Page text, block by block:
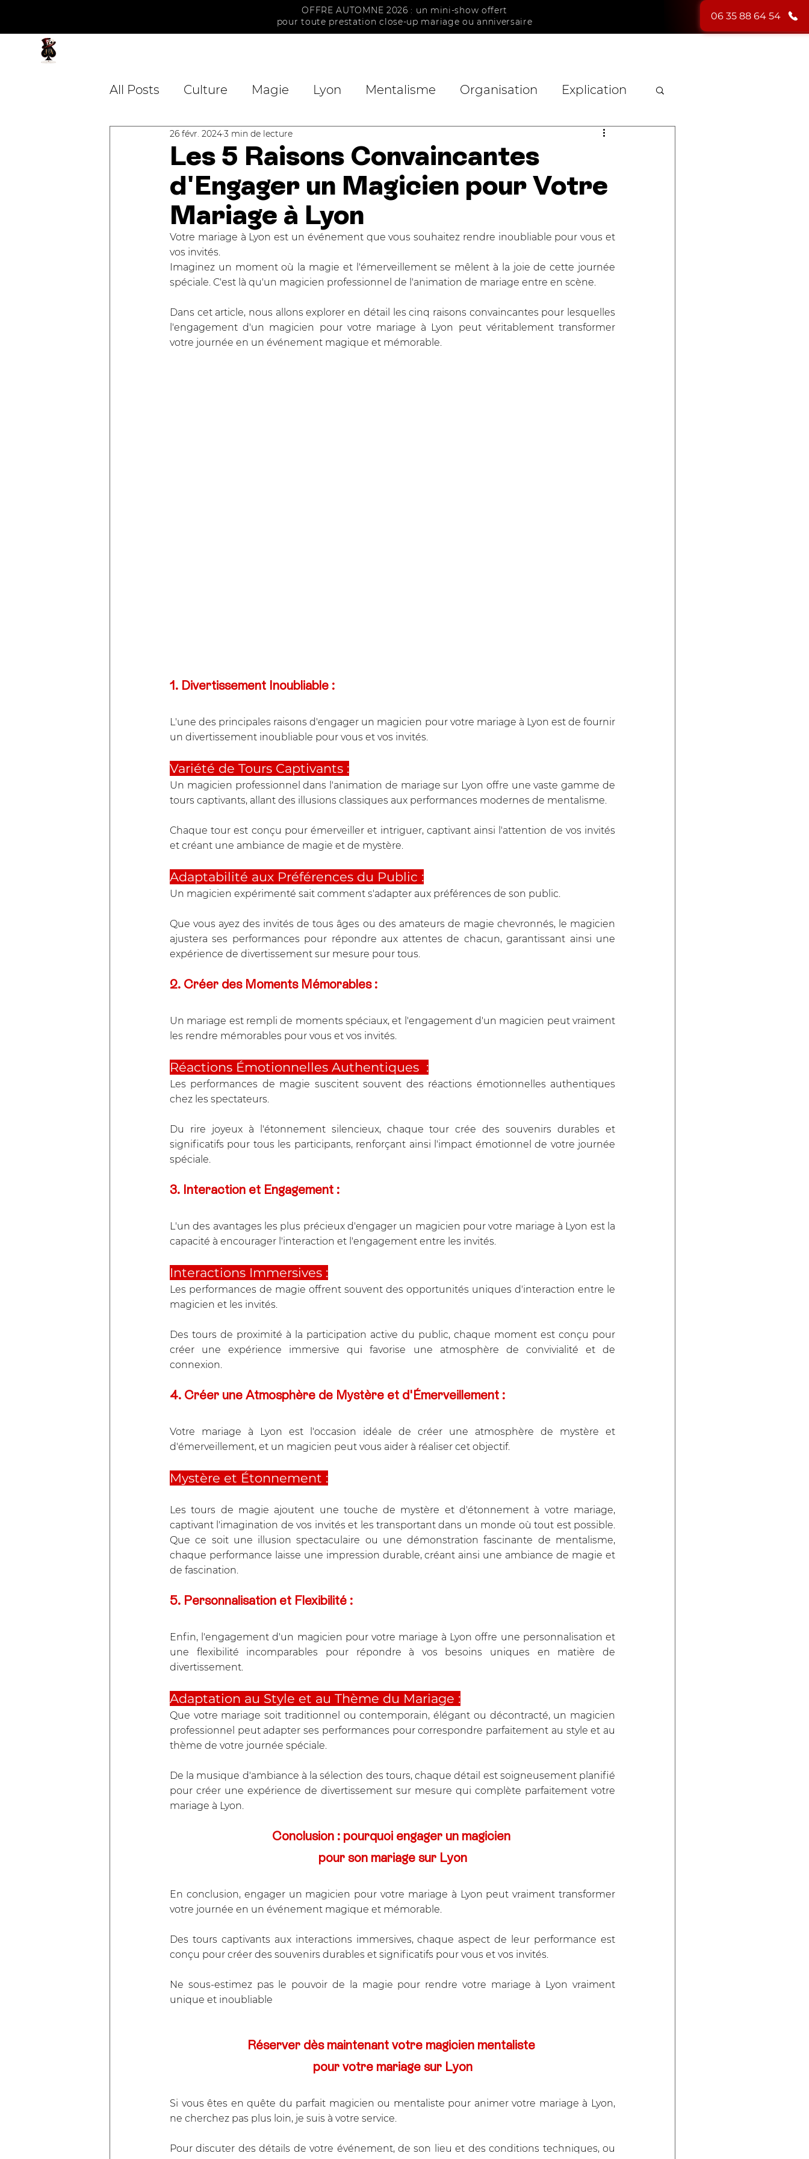
OFFRE AUTOMNE 2026 : un mini-show offert
pour toute prestation close-up mariage ou anniversaire
06 35 88 64 54
All Posts Culture Magie Lyon Mentalisme Organisation Explication
Mariage Entreprise
Blackpool Magic Convention Harry Potter Actualité
Les 5 Raisons Convaincantes
d'Engager un Magicien pour Votre
Mariage à Lyon
26 févr. 20243 min de lecture
Votre mariage à Lyon est un événement que vous souhaitez rendre inoubliable pour vous et
vos invités.
Imaginez un moment où la magie et l'émerveillement se mêlent à la joie de cette journée
spéciale. C'est là qu'un magicien professionnel de l'animation de mariage entre en scène.
Dans cet article, nous allons explorer en détail les cinq raisons convaincantes pour lesquelles
l'engagement d'un magicien pour votre mariage à Lyon peut véritablement transformer
votre journée en un événement magique et mémorable.
1. Divertissement Inoubliable :
L'une des principales raisons d'engager un magicien pour votre mariage à Lyon est de fournir
un divertissement inoubliable pour vous et vos invités.
Variété de Tours Captivants :
Un magicien professionnel dans l'animation de mariage sur Lyon offre une vaste gamme de
tours captivants, allant des illusions classiques aux performances modernes de mentalisme.
Chaque tour est conçu pour émerveiller et intriguer, captivant ainsi l'attention de vos invités
et créant une ambiance de magie et de mystère.
Adaptabilité aux Préférences du Public :
Un magicien expérimenté sait comment s'adapter aux préférences de son public.
Que vous ayez des invités de tous âges ou des amateurs de magie chevronnés, le magicien
ajustera ses performances pour répondre aux attentes de chacun, garantissant ainsi une
expérience de divertissement sur mesure pour tous.
2. Créer des Moments Mémorables :
Un mariage est rempli de moments spéciaux, et l'engagement d'un magicien peut vraiment
les rendre mémorables pour vous et vos invités.
Réactions Émotionnelles Authentiques  :
Les performances de magie suscitent souvent des réactions émotionnelles authentiques
chez les spectateurs.
Du rire joyeux à l'étonnement silencieux, chaque tour crée des souvenirs durables et
significatifs pour tous les participants, renforçant ainsi l'impact émotionnel de votre journée
spéciale.
3. Interaction et Engagement :
L'un des avantages les plus précieux d'engager un magicien pour votre mariage à Lyon est la
capacité à encourager l'interaction et l'engagement entre les invités.
Interactions Immersives :
Les performances de magie offrent souvent des opportunités uniques d'interaction entre le
magicien et les invités.
Des tours de proximité à la participation active du public, chaque moment est conçu pour
créer une expérience immersive qui favorise une atmosphère de convivialité et de
connexion.
4. Créer une Atmosphère de Mystère et d'Émerveillement :
Votre mariage à Lyon est l'occasion idéale de créer une atmosphère de mystère et
d'émerveillement, et un magicien peut vous aider à réaliser cet objectif.
Mystère et Étonnement :
Les tours de magie ajoutent une touche de mystère et d'étonnement à votre mariage,
captivant l'imagination de vos invités et les transportant dans un monde où tout est possible.
Que ce soit une illusion spectaculaire ou une démonstration fascinante de mentalisme,
chaque performance laisse une impression durable, créant ainsi une ambiance de magie et
de fascination.
5. Personnalisation et Flexibilité :
Enfin, l'engagement d'un magicien pour votre mariage à Lyon offre une personnalisation et
une flexibilité incomparables pour répondre à vos besoins uniques en matière de
divertissement.
Adaptation au Style et au Thème du Mariage :
Que votre mariage soit traditionnel ou contemporain, élégant ou décontracté, un magicien
professionnel peut adapter ses performances pour correspondre parfaitement au style et au
thème de votre journée spéciale.
De la musique d'ambiance à la sélection des tours, chaque détail est soigneusement planifié
pour créer une expérience de divertissement sur mesure qui complète parfaitement votre
mariage à Lyon.
Conclusion : pourquoi engager un magicien
pour son mariage sur Lyon
En conclusion, engager un magicien pour votre mariage à Lyon peut vraiment transformer
votre journée en un événement magique et mémorable.
Des tours captivants aux interactions immersives, chaque aspect de leur performance est
conçu pour créer des souvenirs durables et significatifs pour vous et vos invités.
Ne sous-estimez pas le pouvoir de la magie pour rendre votre mariage à Lyon vraiment
unique et inoubliable
Réserver dès maintenant votre magicien mentaliste
pour votre mariage sur Lyon
Si vous êtes en quête du parfait magicien ou mentaliste pour animer votre mariage à Lyon,
ne cherchez pas plus loin, je suis à votre service.
Pour discuter des détails de votre événement, de son lieu et des conditions techniques, ou